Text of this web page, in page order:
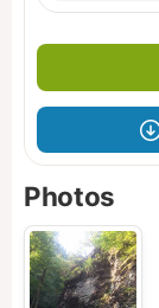
Photos